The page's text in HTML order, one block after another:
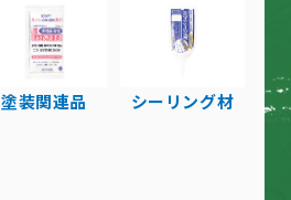
塗装関連品 シーリング材